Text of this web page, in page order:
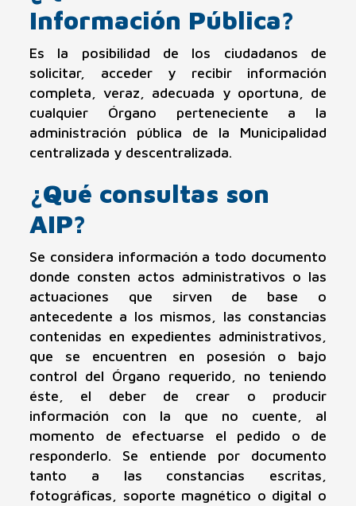
Información Pública?
Es la posibilidad de los ciudadanos de
solicitar, acceder y recibir información
completa, veraz, adecuada y oportuna, de
cualquier Órgano perteneciente a la
administración pública de la Municipalidad
centralizada y descentralizada.
¿Qué consultas son
AIP?
Se considera información a todo documento
donde consten actos administrativos o las
actuaciones que sirven de base o
antecedente a los mismos, las constancias
contenidas en expedientes administrativos,
que se encuentren en posesión o bajo
control del Órgano requerido, no teniendo
éste, el deber de crear o producir
información con la que no cuente, al
momento de efectuarse el pedido o de
responderlo. Se entiende por documento
tanto a las constancias escritas,
fotográficas, soporte magnético o digital o
Menú de Accesibilidad
Lectura de Página Comandos de Voz
Corrección de Color